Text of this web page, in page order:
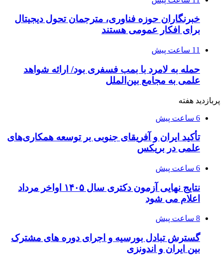
خبرنگاران حوزه فناوری، مترجمان تحول دیجیتال
برای افکار عمومی هستند
11 ساعت پیش
حمله به لامرد با بمب فسفری بود/ ارائه شواهد
علمی به مجامع بین‌الملل
پربازدید هفته
6 ساعت پیش
تأکید ایران و آفریقای جنوبی بر توسعه همکاری‌های
علمی در بریکس
6 ساعت پیش
نتایج نهایی آزمون دکتری سال ۱۴۰۵ اواخر مرداد
اعلام می شود
8 ساعت پیش
گسترش تبادل بورسیه و اجرای دوره های مشترک
بین ایران و اندونزی